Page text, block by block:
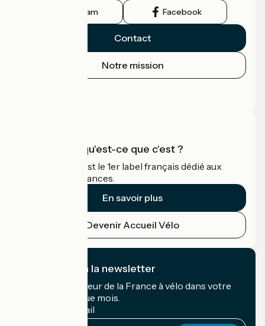
Instagram Facebook
Contact
Notre mission
Accueil Vélo qu'est-ce que c'est ?
Accueil Vélo c'est le 1er label français dédié aux
cyclistes en vacances.
En savoir plus
Devenir Accueil Vélo
Je m'abonne à la newsletter
Recevez le meilleur de la France à vélo dans votre
boîte mail chaque mois.
Mon adresse mail